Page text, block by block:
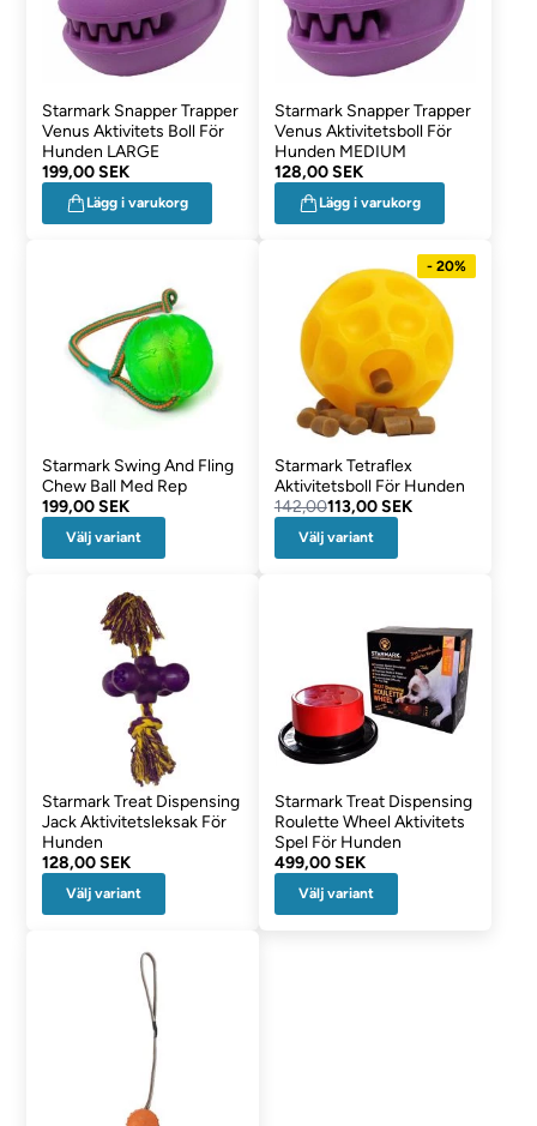
Starmark Snapper Trapper
Venus Aktivitets Boll För
Hunden LARGE
199,00 SEK
Lägg i varukorg
Starmark Snapper Trapper
Venus Aktivitetsboll För
Hunden MEDIUM
128,00 SEK
Lägg i varukorg
Starmark Swing And Fling
Chew Ball Med Rep
199,00 SEK
Välj variant
- 20%
Starmark Tetraflex
Aktivitetsboll För Hunden
142,00113,00 SEK
Välj variant
Starmark Treat Dispensing
Jack Aktivitetsleksak För
Hunden
128,00 SEK
Välj variant
Starmark Treat Dispensing
Roulette Wheel Aktivitets
Spel För Hunden
499,00 SEK
Välj variant